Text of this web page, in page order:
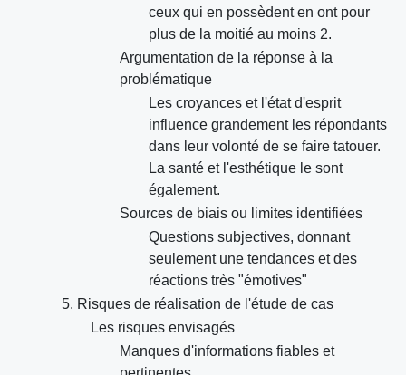
ceux qui en possèdent en ont pour
plus de la moitié au moins 2.
Argumentation de la réponse à la
problématique
Les croyances et l'état d'esprit
influence grandement les répondants
dans leur volonté de se faire tatouer.
La santé et l'esthétique le sont
également.
Sources de biais ou limites identifiées
Questions subjectives, donnant
seulement une tendances et des
réactions très "émotives"
5. Risques de réalisation de l'étude de cas
Les risques envisagés
Manques d'informations fiables et